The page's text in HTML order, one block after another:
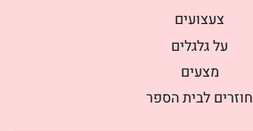
צעצועים
על גלגלים
מצעים
חוזרים לבית הספר